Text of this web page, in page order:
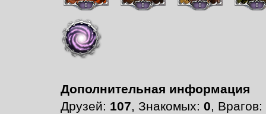
Дополнительная информация
Друзей: 107, Знакомых: 0, Врагов: